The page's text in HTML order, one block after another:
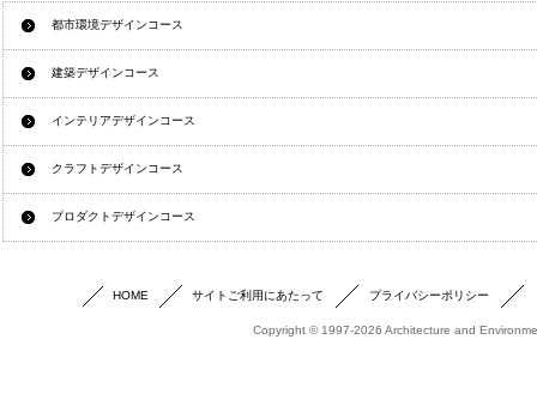
都市環境デザインコース
建築デザインコース
インテリアデザインコース
クラフトデザインコース
プロダクトデザインコース
HOME サイトご利用にあたって プライバシーポリシー
Copyright © 1997-2026 Architecture and